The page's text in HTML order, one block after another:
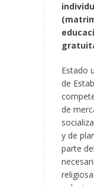
Estado
de
de
y de
parte